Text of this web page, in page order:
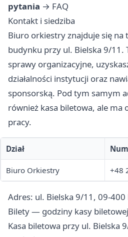
pytania → FAQ
Kontakt i siedziba
Biuro orkiestry znajduje się na
budynku przy ul. Bielska 9/11.
sprawy organizacyjne,
działalności instytucji oraz
sponsorską. Pod tym samym
również kasa biletowa, ale ma
pracy.
Dział
Biuro Orkiestry +48
Adres: ul. Bielska 9/11, 09-400
Bilety — godziny kasy biletowej
Kasa biletowa przy ul. Bielska